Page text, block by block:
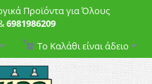
Προϊόντα για Όλους
6981986209
Το Καλάθι είναι άδειο